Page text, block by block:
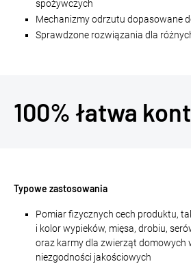
spożywczych
Mechanizmy odrzutu dopasowane
Sprawdzone rozwiązania dla
100% łatwa
Typowe zastosowania
Pomiar fizycznych cech produktu,
i kolor wypieków, mięsa, drobiu,
oraz karmy dla zwierząt domowych
niezgodności jakościowych